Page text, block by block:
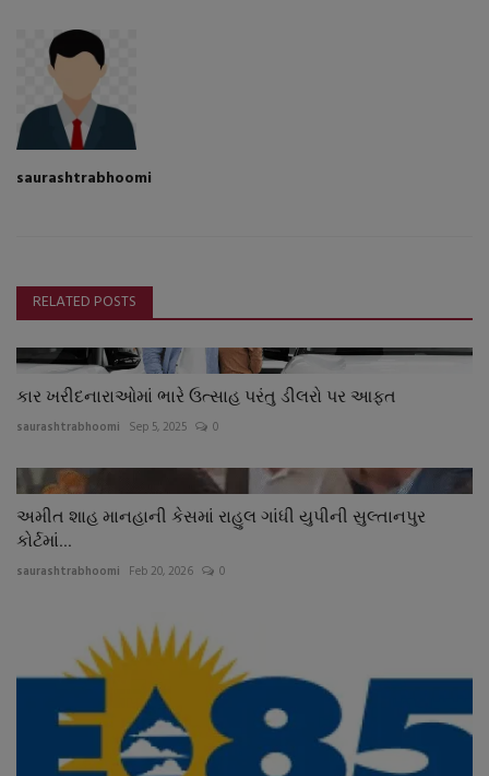
saurashtrabhoomi
RELATED POSTS
કાર ખરીદનારાઓમાં ભારે ઉત્સાહ પરંતુ ડીલરો પર આફત
saurashtrabhoomi Sep 5, 2025 0
અમીત શાહ માનહાની કેસમાં રાહુલ ગાંધી યુપીની સુલ્તાનપુર
કોર્ટમાં...
saurashtrabhoomi Feb 20, 2026 0